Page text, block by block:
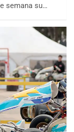
semana su…